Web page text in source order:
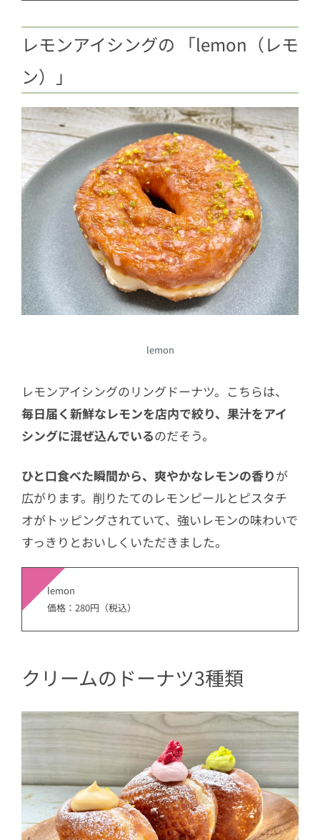
レモンアイシングの 「lemon（レモ
ン）」
lemon
レモンアイシングのリングドーナツ。こちらは、
毎日届く新鮮なレモンを店内で絞り、果汁をアイ
シングに混ぜ込んでいるのだそう。
ひと口食べた瞬間から、爽やかなレモンの香りが
広がります。削りたてのレモンピールとピスタチ
オがトッピングされていて、強いレモンの味わいで
すっきりとおいしくいただきました。
lemon
価格：280円（税込）
クリームのドーナツ3種類